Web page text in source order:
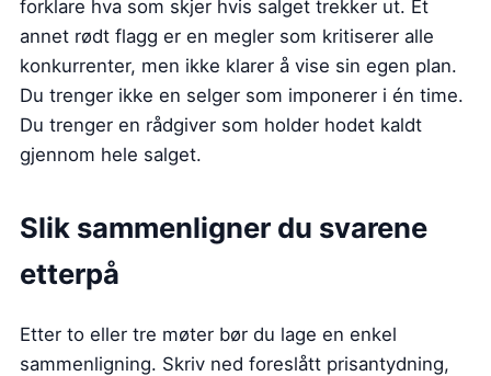
forklare hva som skjer hvis salget trekker ut. Et
annet rødt flagg er en megler som kritiserer alle
konkurrenter, men ikke klarer å vise sin egen plan.
Du trenger ikke en selger som imponerer i én time.
Du trenger en rådgiver som holder hodet kaldt
gjennom hele salget.
Slik sammenligner du svarene
etterpå
Etter to eller tre møter bør du lage en enkel
sammenligning. Skriv ned foreslått prisantydning,